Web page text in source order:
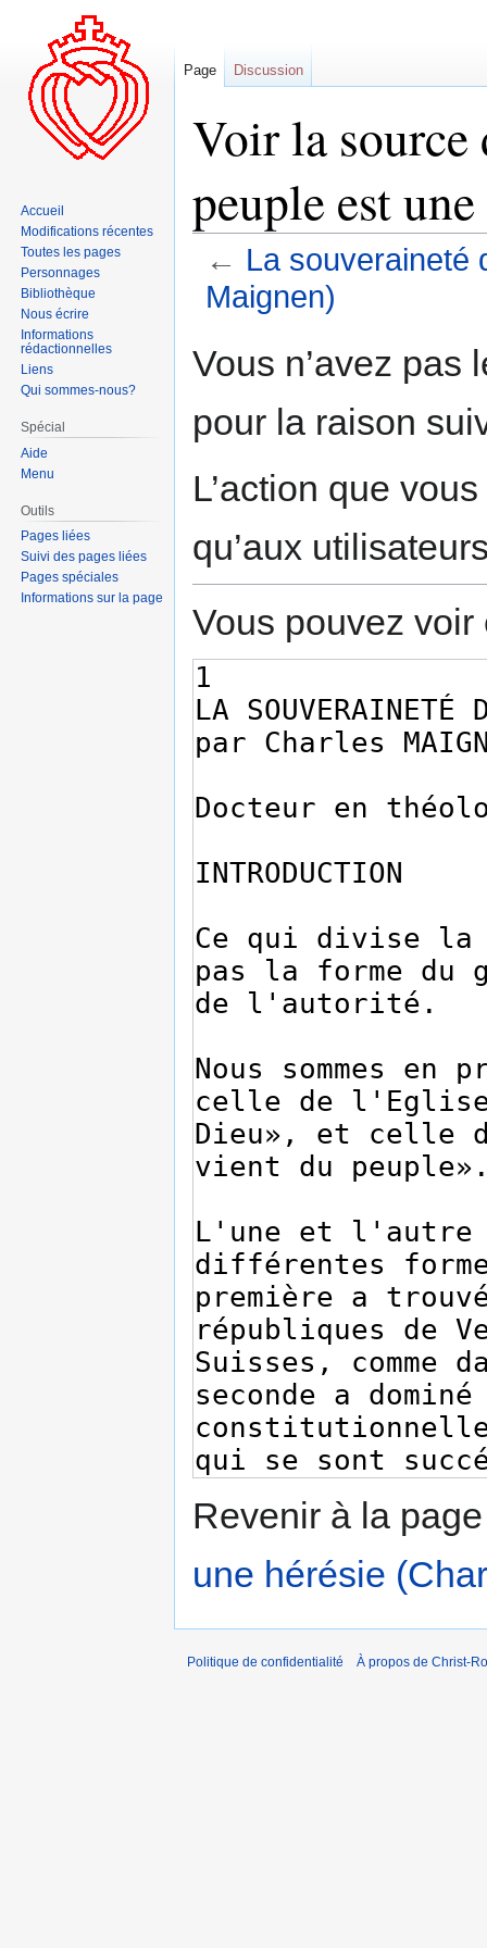
Voir la source
peuple est
← La souveraineté
Maignen)
à
navigation
à
recherche
Vous n’avez pas
pour la raison
L’action que
qu’aux
Vous pouvez
Revenir à la
une hérésie
Page Discussion
Accueil
Modifications récentes
Toutes les pages
Personnages
Bibliothèque
Nous écrire
Informations
rédactionnelles
Liens
Qui sommes-nous?
Spécial
Aide
Menu
Outils
Pages liées
Suivi des pages liées
Pages spéciales
Informations sur la page
Politique de confidentialité À propos de Christ-